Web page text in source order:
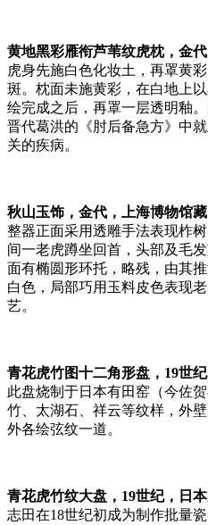
黄地黑彩雁衔芦苇纹虎枕，金
虎身先施白色化妆土，再罩黄
斑。枕面未施黄彩，在白地上
绘完成之后，再罩一层透明釉
晋代葛洪的《肘后备急方》中
关的疾病。
秋山玉饰，金代，上海博物馆藏
整器正面采用透雕手法表现柞
间一老虎蹲坐回首，头部及毛
面有椭圆形环托，略残，由其
白色，局部巧用玉料皮色表现
艺。
青花虎竹图十二角形盘，19世
此盘烧制于日本有田窑（今佐
竹、太湖石、祥云等纹样，外
外各绘弦纹一道。
青花虎竹纹大盘，19世纪，日
志田在18世纪初成为制作批量